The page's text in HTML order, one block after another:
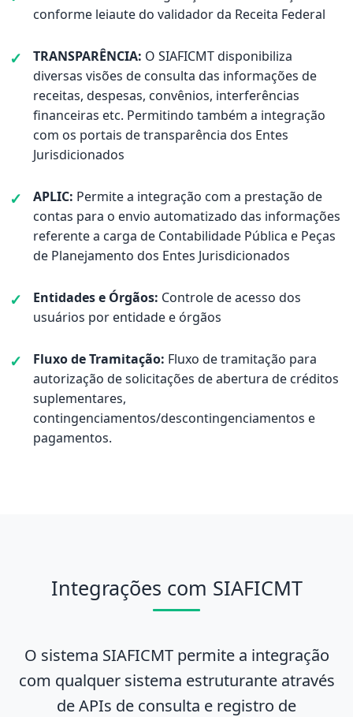
conforme leiaute do validador da Receita Federal
TRANSPARÊNCIA: O SIAFICMT disponibiliza
diversas visões de consulta das informações de
receitas, despesas, convênios, interferências
financeiras etc. Permitindo também a integração
com os portais de transparência dos Entes
Jurisdicionados
APLIC: Permite a integração com a prestação de
contas para o envio automatizado das informações
referente a carga de Contabilidade Pública e Peças
de Planejamento dos Entes Jurisdicionados
Entidades e Órgãos: Controle de acesso dos
usuários por entidade e órgãos
Fluxo de Tramitação: Fluxo de tramitação para
autorização de solicitações de abertura de créditos
suplementares,
contingenciamentos/descontingenciamentos e
pagamentos.
Integrações com SIAFICMT
O sistema SIAFICMT permite a integração
com qualquer sistema estruturante através
de APIs de consulta e registro de